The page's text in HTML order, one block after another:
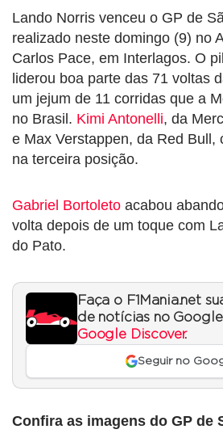
Lando Norris venceu o GP de
realizado neste domingo (9) no
Carlos Pace, em Interlagos. O
liderou boa parte das 71 voltas
um jejum de 11 corridas que a
no Brasil. Kimi Antonelli, da
e Max Verstappen, da Red Bull,
na terceira posição.
Gabriel Bortoleto acabou
volta depois de um toque com
do Pato.
Faça o F1Mania.net
de notícias no
Google Discover.
Seguir no
Confira as imagens do GP de